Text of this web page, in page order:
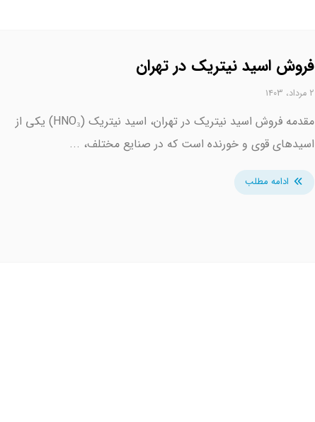
فروش اسید نیتریک در تهران
۲ مرداد، ۱۴۰۳
مقدمه فروش اسید نیتریک در تهران، اسید نیتریک (HNO₃) یکی از
اسیدهای قوی و خورنده است که در صنایع مختلف، ...
ادامه مطلب